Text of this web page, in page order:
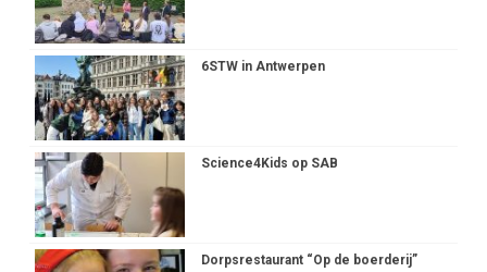
6STW in Antwerpen
Science4Kids op SAB
Dorpsrestaurant “Op de boerderij”